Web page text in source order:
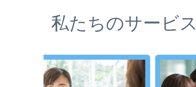
私たちのサービス